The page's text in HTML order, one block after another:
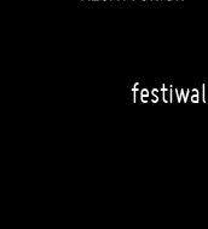
festiwal